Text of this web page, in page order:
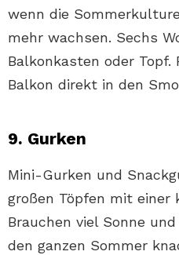
wenn die
mehr wachsen. Sechs
Balkonkasten oder Topf.
Balkon direkt in den
9. Gurken
Mini-Gurken und
großen Töpfen mit einer
Brauchen viel Sonne
den ganzen Sommer